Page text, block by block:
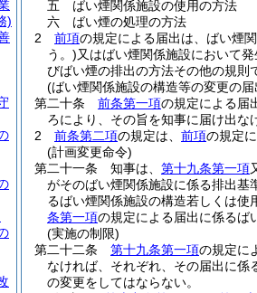
五
ばい煙関係施設の使用の方法
六
ばい煙の処理の方法
2
前項の規定による届出は、ばい煙
う。)又はばい煙関係施設において
びばい煙の排出の方法その他の規則
(ばい煙関係施設の構造等の変更の届
第二十条
前条第一項の規定による届
ろにより、その旨を知事に届け出な
2
前条第二項の規定は、 前項の規定
(計画変更命令)
第二十一条
知事は、 第十九条第一項
がそのばい煙関係施設に係る排出基
るばい煙関係施設の構造若しくは
条第一項の規定による届出に係るば
(実施の制限)
第二十二条
第十九条第一項の規定に
なければ、それぞれ、その届出に
の変更をしてはならない。
)